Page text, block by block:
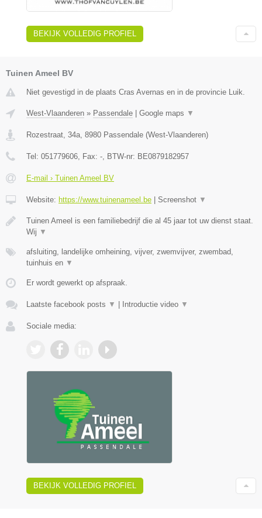
BEKIJK VOLLEDIG PROFIEL
Tuinen Ameel BV
Niet gevestigd in de plaats Cras Avernas en in de provincie Luik.
West-Vlaanderen » Passendale Google maps ▼
Rozestraat, 34a, 8980 Passendale (West-Vlaanderen)
Tel: 051779606, Fax: -, BTW-nr: BE0879182957
E-mail › Tuinen Ameel BV
Website: https://www.tuinenameel.be Screenshot ▼
Tuinen Ameel is een familiebedrijf die al 45 jaar tot uw dienst staat.
Wij ▼
afsluiting, landelijke omheining, vijver, zwemvijver, zwembad,
tuinhuis en ▼
Er wordt gewerkt op afspraak.
Laatste facebook posts ▼ Introductie video ▼
Sociale media:
BEKIJK VOLLEDIG PROFIEL